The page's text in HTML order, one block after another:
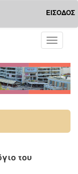
ΕΙΣΟΔΟΣ
Toggle
του